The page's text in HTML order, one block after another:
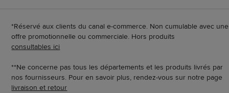
*Réservé aux clients du canal e-commerce. Non cumulable avec une
offre promotionnelle ou commerciale. Hors produits
consultables ici
**Ne concerne pas tous les départements et les produits livrés par
nos fournisseurs. Pour en savoir plus, rendez-vous sur notre page
livraison et retour